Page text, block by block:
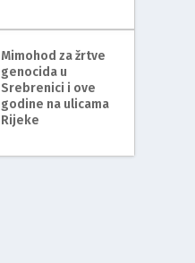
Mimohod za žrtve
genocida u
Srebrenici i ove
godine na ulicama
Rijeke